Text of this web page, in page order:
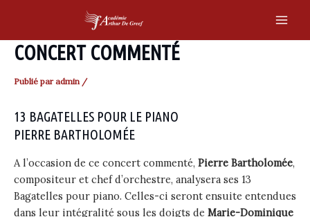
content
CONCERT COMMENTÉ
Publié par admin /
13 BAGATELLES POUR LE PIANO
PIERRE BARTHOLOMÉE
A l’occasion de ce concert commenté, Pierre Bartholomée,
compositeur et chef d’orchestre, analysera ses 13
Bagatelles pour piano. Celles-ci seront ensuite entendues
dans leur intégralité sous les doigts de Marie-Dominique